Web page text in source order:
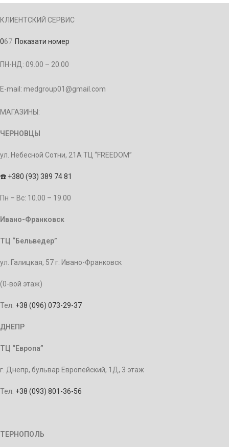
КЛИЕНТСКИЙ СЕРВИС
067 Показати номер
ПН-НД: 09.00 – 20.00
E-mail: medgroup01@gmail.com
МАГАЗИНЫ:
ЧЕРНОВЦЫ
ул. Небесной Сотни, 21А ТЦ “FREEDOM”
☎️ +380 (93) 389 74 81
Пн – Bc: 10.00 – 19.00
Ивано-Франковск
ТЦ “Бельведер”
ул. Галицкая, 57 г. Ивано-Франковск
(0-вой этаж)
Тел: +38 (096) 073-29-37
ДНЕПР
ТЦ “Европа”
г. Днепр, бульвар Европейский, 1Д, 3 этаж
Тел. +38 (093) 801-36-56
ТЕРНОПОЛЬ